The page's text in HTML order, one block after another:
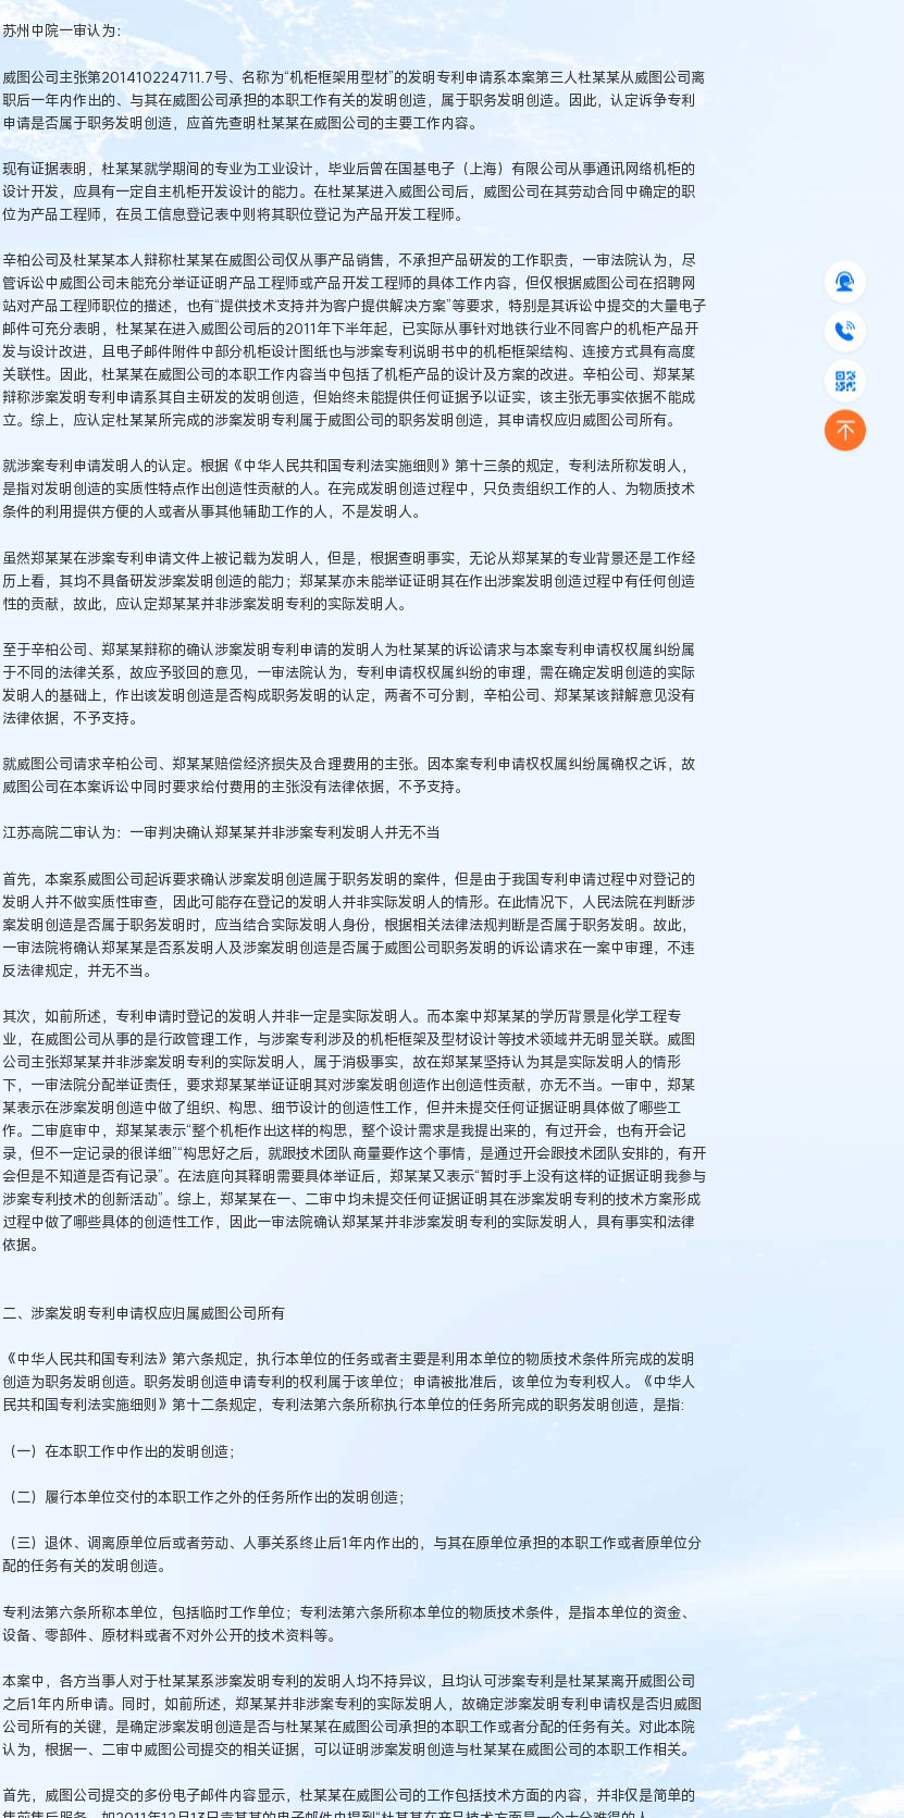
苏州中院一审认为：
威图公司主张第201410224711.7号、名称为“机柜框架用型材”的发明专利申请系本案第三人杜某某从威图公司离
职后一年内作出的、与其在威图公司承担的本职工作有关的发明创造，属于职务发明创造。因此，认定诉争专利
申请是否属于职务发明创造，应首先查明杜某某在威图公司的主要工作内容。
现有证据表明，杜某某就学期间的专业为工业设计，毕业后曾在国基电子（上海）有限公司从事通讯网络机柜的
设计开发，应具有一定自主机柜开发设计的能力。在杜某某进入威图公司后，威图公司在其劳动合同中确定的职
位为产品工程师，在员工信息登记表中则将其职位登记为产品开发工程师。
辛柏公司及杜某某本人辩称杜某某在威图公司仅从事产品销售，不承担产品研发的工作职责，一审法院认为，尽
管诉讼中威图公司未能充分举证证明产品工程师或产品开发工程师的具体工作内容，但仅根据威图公司在招聘网
站对产品工程师职位的描述，也有“提供技术支持并为客户提供解决方案”等要求，特别是其诉讼中提交的大量电子
邮件可充分表明，杜某某在进入威图公司后的2011年下半年起，已实际从事针对地铁行业不同客户的机柜产品开
发与设计改进，且电子邮件附件中部分机柜设计图纸也与涉案专利说明书中的机柜框架结构、连接方式具有高度
关联性。因此，杜某某在威图公司的本职工作内容当中包括了机柜产品的设计及方案的改进。辛柏公司、郑某某
辩称涉案发明专利申请系其自主研发的发明创造，但始终未能提供任何证据予以证实，该主张无事实依据不能成
立。综上，应认定杜某某所完成的涉案发明专利属于威图公司的职务发明创造，其申请权应归威图公司所有。
就涉案专利申请发明人的认定。根据《中华人民共和国专利法实施细则》第十三条的规定，专利法所称发明人，
是指对发明创造的实质性特点作出创造性贡献的人。在完成发明创造过程中，只负责组织工作的人、为物质技术
条件的利用提供方便的人或者从事其他辅助工作的人，不是发明人。
虽然郑某某在涉案专利申请文件上被记载为发明人，但是，根据查明事实，无论从郑某某的专业背景还是工作经
历上看，其均不具备研发涉案发明创造的能力；郑某某亦未能举证证明其在作出涉案发明创造过程中有任何创造
性的贡献，故此，应认定郑某某并非涉案发明专利的实际发明人。
至于辛柏公司、郑某某辩称的确认涉案发明专利申请的发明人为杜某某的诉讼请求与本案专利申请权权属纠纷属
于不同的法律关系，故应予驳回的意见，一审法院认为，专利申请权权属纠纷的审理，需在确定发明创造的实际
发明人的基础上，作出该发明创造是否构成职务发明的认定，两者不可分割，辛柏公司、郑某某该辩解意见没有
法律依据，不予支持。
就威图公司请求辛柏公司、郑某某赔偿经济损失及合理费用的主张。因本案专利申请权权属纠纷属确权之诉，故
威图公司在本案诉讼中同时要求给付费用的主张没有法律依据，不予支持。
江苏高院二审认为：一审判决确认郑某某并非涉案专利发明人并无不当
首先，本案系威图公司起诉要求确认涉案发明创造属于职务发明的案件，但是由于我国专利申请过程中对登记的
发明人并不做实质性审查，因此可能存在登记的发明人并非实际发明人的情形。在此情况下，人民法院在判断涉
案发明创造是否属于职务发明时，应当结合实际发明人身份，根据相关法律法规判断是否属于职务发明。故此，
一审法院将确认郑某某是否系发明人及涉案发明创造是否属于威图公司职务发明的诉讼请求在一案中审理，不违
反法律规定，并无不当。
其次，如前所述，专利申请时登记的发明人并非一定是实际发明人。而本案中郑某某的学历背景是化学工程专
业，在威图公司从事的是行政管理工作，与涉案专利涉及的机柜框架及型材设计等技术领域并无明显关联。威图
公司主张郑某某并非涉案发明专利的实际发明人，属于消极事实，故在郑某某坚持认为其是实际发明人的情形
下，一审法院分配举证责任，要求郑某某举证证明其对涉案发明创造作出创造性贡献，亦无不当。一审中，郑某
某表示在涉案发明创造中做了组织、构思、细节设计的创造性工作，但并未提交任何证据证明具体做了哪些工
作。二审庭审中，郑某某表示“整个机柜作出这样的构思，整个设计需求是我提出来的，有过开会，也有开会记
录，但不一定记录的很详细”“构思好之后，就跟技术团队商量要作这个事情，是通过开会跟技术团队安排的，有开
会但是不知道是否有记录”。在法庭向其释明需要具体举证后，郑某某又表示“暂时手上没有这样的证据证明我参与
涉案专利技术的创新活动”。综上，郑某某在一、二审中均未提交任何证据证明其在涉案发明专利的技术方案形成
过程中做了哪些具体的创造性工作，因此一审法院确认郑某某并非涉案发明专利的实际发明人，具有事实和法律
依据。
二、涉案发明专利申请权应归属威图公司所有
《中华人民共和国专利法》第六条规定，执行本单位的任务或者主要是利用本单位的物质技术条件所完成的发明
创造为职务发明创造。职务发明创造申请专利的权利属于该单位；申请被批准后，该单位为专利权人。《中华人
民共和国专利法实施细则》第十二条规定，专利法第六条所称执行本单位的任务所完成的职务发明创造，是指:
（一）在本职工作中作出的发明创造；
（二）履行本单位交付的本职工作之外的任务所作出的发明创造；
（三）退休、调离原单位后或者劳动、人事关系终止后1年内作出的，与其在原单位承担的本职工作或者原单位分
配的任务有关的发明创造。
专利法第六条所称本单位，包括临时工作单位；专利法第六条所称本单位的物质技术条件，是指本单位的资金、
设备、零部件、原材料或者不对外公开的技术资料等。
本案中，各方当事人对于杜某某系涉案发明专利的发明人均不持异议，且均认可涉案专利是杜某某离开威图公司
之后1年内所申请。同时，如前所述，郑某某并非涉案专利的实际发明人，故确定涉案发明专利申请权是否归威图
公司所有的关键，是确定涉案发明创造是否与杜某某在威图公司承担的本职工作或者分配的任务有关。对此本院
认为，根据一、二审中威图公司提交的相关证据，可以证明涉案发明创造与杜某某在威图公司的本职工作相关。
首先，威图公司提交的多份电子邮件内容显示，杜某某在威图公司的工作包括技术方面的内容，并非仅是简单的